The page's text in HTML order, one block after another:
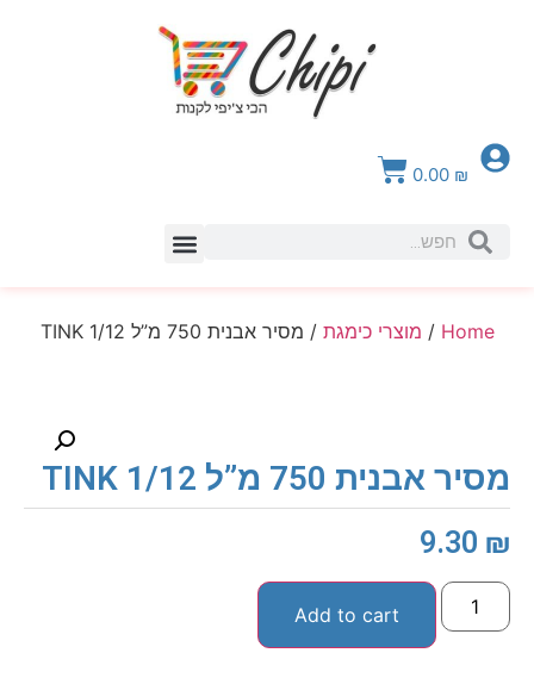
0.00 ₪
Home
/ מוצרי כימגת / מסיר אבנית 750 מ”ל 1/12 TINK
מסיר אבנית 750 מ”ל 1/12 TINK
9.30 ₪
Add to cart